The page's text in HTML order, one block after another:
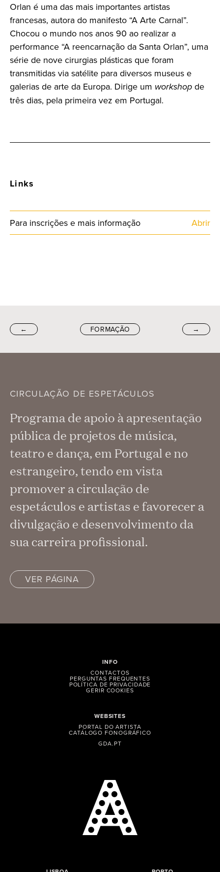
Orlan é uma das mais importantes artistas
francesas, autora do manifesto “A Arte Carnal”.
Chocou o mundo nos anos 90 ao realizar a
performance “A reencarnação da Santa Orlan”, uma
série de nove cirurgias plásticas que foram
transmitidas via satélite para diversos museus e
galerias de arte da Europa. Dirige um workshop de
três dias, pela primeira vez em Portugal.
Links
Para inscrições e mais informação Abrir
← FORMAÇÃO →
CIRCULAÇÃO DE ESPETÁCULOS
Programa de apoio à apresentação
pública de projetos de música,
teatro e dança, em Portugal e no
estrangeiro, tendo em vista
promover a circulação de
espetáculos e artistas e favorecer a
divulgação e desenvolvimento da
sua carreira profissional.
VER PÁGINA
WEBSITES
PORTAL DO ARTISTA
CATÁLOGO FONOGRÁFICO
GDA.PT
INFO
CONTACTOS
PERGUNTAS FREQUENTES
POLÍTICA DE PRIVACIDADE
GERIR COOKIES